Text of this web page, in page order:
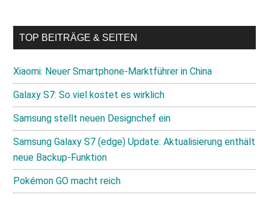
TOP BEITRÄGE & SEITEN
Xiaomi: Neuer Smartphone-Marktführer in China
Galaxy S7: So viel kostet es wirklich
Samsung stellt neuen Designchef ein
Samsung Galaxy S7 (edge) Update: Aktualisierung enthält
neue Backup-Funktion
Pokémon GO macht reich